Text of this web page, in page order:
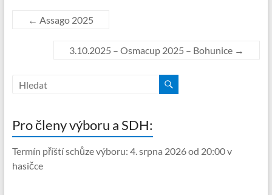
← Assago 2025
3.10.2025 – Osmacup 2025 – Bohunice →
Pro členy výboru a SDH:
Termín příští schůze výboru: 4. srpna 2026 od 20:00 v
hasičce